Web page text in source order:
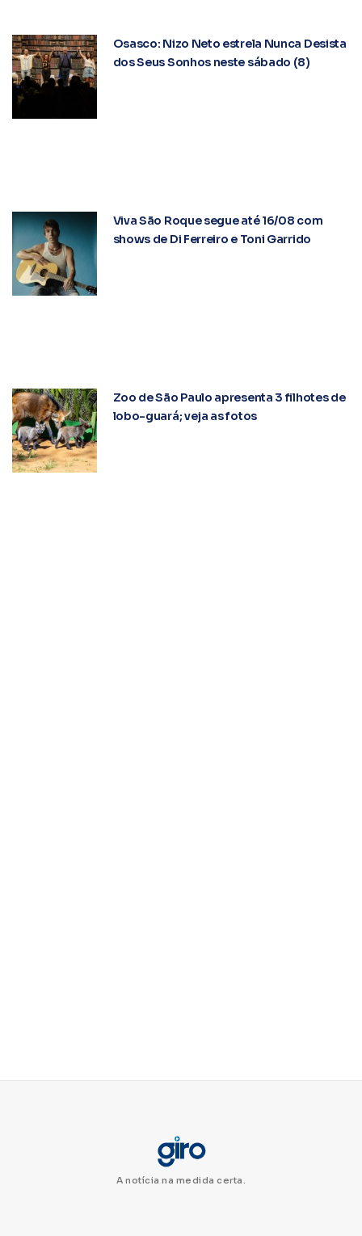
Osasco: Nizo Neto estrela Nunca Desista
dos Seus Sonhos neste sábado (8)
Viva São Roque segue até 16/08 com
shows de Di Ferreiro e Toni Garrido
Zoo de São Paulo apresenta 3 filhotes de
lobo-guará; veja as fotos
A notícia na medida certa.